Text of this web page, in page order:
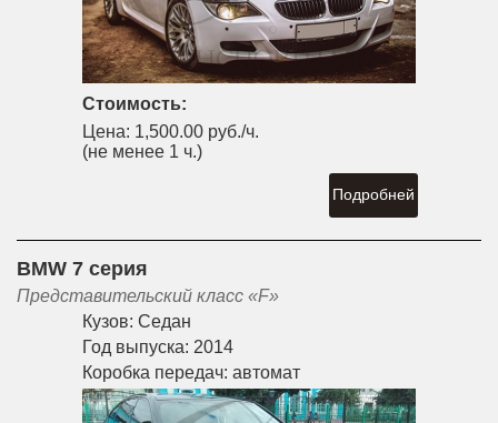
Стоимость:
Цена: 1,500.00 руб./ч.
(не менее 1 ч.)
Подробней
BMW 7 серия
Представительский класс «F»
Кузов: Седан
Год выпуска: 2014
Коробка передач: автомат